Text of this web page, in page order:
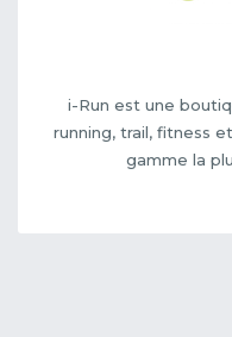
i-Run est une
running, trail, fitness
gamme la